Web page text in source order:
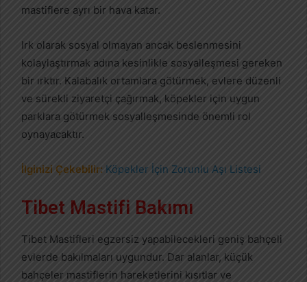
mastiflere ayrı bir hava katar.
Irk olarak sosyal olmayan ancak beslenmesini
kolaylaştırmak adına kesinlikle sosyalleşmesi gereken
bir ırktır. Kalabalık ortamlara götürmek, evlere düzenli
ve sürekli ziyaretçi çağırmak, köpekler için uygun
parklara götürmek sosyalleşmesinde önemli rol
oynayacaktır.
İlginizi Çekebilir: Köpekler İçin Zorunlu Aşı Listesi
Tibet Mastifi Bakımı
Tibet Mastifleri egzersiz yapabilecekleri geniş bahçeli
evlerde bakılmaları uygundur. Dar alanlar, küçük
bahçeler mastiflerin hareketlerini kısıtlar ve